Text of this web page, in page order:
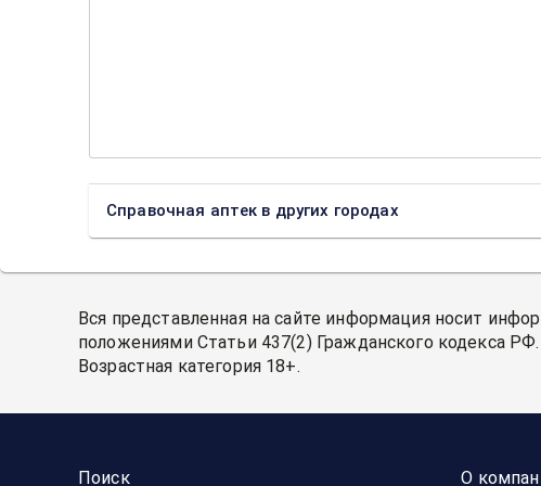
Справочная аптек в других городах
Вся представленная на сайте информация носит
положениями Статьи 437(2) Гражданского кодекса РФ.
Возрастная категория 18+.
Поиск О